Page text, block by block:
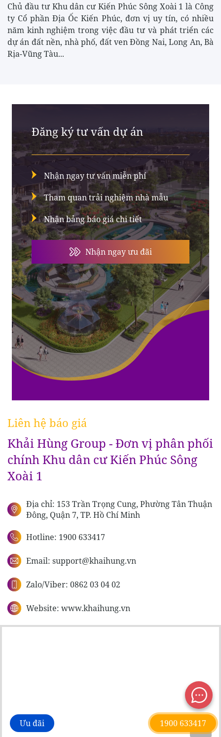
Chủ đầu tư Khu dân cư Kiến Phúc Sông Xoài 1 là Công
ty Cổ phần Địa Ốc Kiến Phúc, đơn vị uy tín, có nhiều
năm kinh nghiệm trong việc đầu tư và phát triển các
dự án đất nền, nhà phố, đất ven Đồng Nai, Long An, Bà
Rịa-Vũng Tàu...
Đăng ký tư vấn dự án
Nhận ngay tư vấn miễn phí
Tham quan trải nghiệm nhà mẫu
Nhận bảng báo giá chi tiết
Nhận ngay ưu đãi
Liên hệ báo giá
Khải Hùng Group - Đơn vị phân phối
chính Khu dân cư Kiến Phúc Sông
Xoài 1
Địa chỉ: 153 Trần Trọng Cung, Phường Tân Thuận
Đông, Quận 7, TP. Hồ Chí Minh
Hotline: 1900 633417
Email: support@khaihung.vn
Zalo/Viber: 0862 03 04 02
Website: www.khaihung.vn
Ưu đãi 1900 633417